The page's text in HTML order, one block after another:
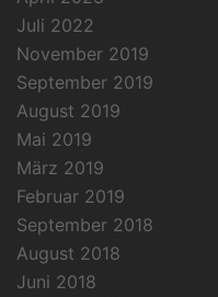
Juli 2022
November 2019
September 2019
August 2019
Mai 2019
März 2019
Februar 2019
September 2018
August 2018
Juni 2018